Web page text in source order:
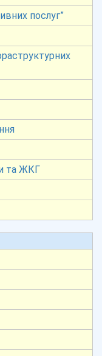
послуг”
та ЖКГ